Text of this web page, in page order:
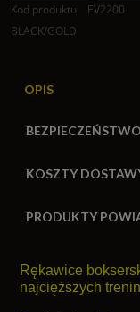
Kod produktu:
EV2200
BLACK/GOLD
OPIS
BEZPIECZEŃSTWO
KOSZTY
PRODUKTY
Rękawice
najcięższych